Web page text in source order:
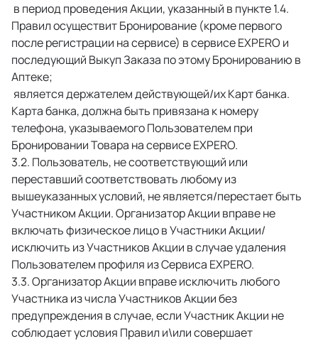
Правил осуществит Бронирование (кроме первого
после регистрации на сервисе) в сервисе EXPERO и
последующий Выкуп Заказа по этому Бронированию в
Аптеке;
Карта банка, должна быть привязана к номеру
телефона, указываемого Пользователем при
Бронировании Товара на сервисе EXPERO.
Пользователь, не соответствующий или
переставший соответствовать любому из
вышеуказанных условий, не является/перестает быть
Участником Акции. Организатор Акции вправе не
включать физическое лицо в Участники Акции/
исключить из Участников Акции в случае удаления
Пользователем профиля из Сервиса EXPERO.
Организатор Акции вправе исключить любого
Участника из числа Участников Акции без
предупреждения в случае, если Участник Акции не
соблюдает условия Правил и\или совершает